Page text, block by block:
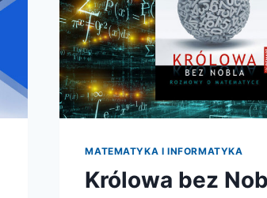
MATEMATYKA I INFORMATYKA
Królowa bez